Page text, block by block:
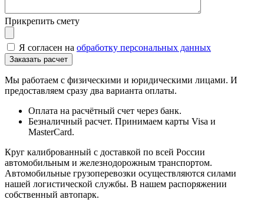
Прикрепить смету
Я согласен на обработку персональных данных
Мы работаем с физическими и юридическими лицами. И
предоставляем сразу два варианта оплаты.
Оплата на расчётный счет через банк.
Безналичный расчет. Принимаем карты Visa и
MasterCard.
Круг калиброванный с доставкой по всей России
автомобильным и железнодорожным транспортом.
Автомобильные грузоперевозки осуществляются силами
нашей логистической службы. В нашем распоряжении
собственный автопарк.